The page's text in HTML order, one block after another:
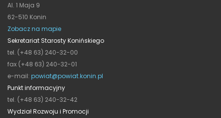
Al. 1 Maja 9
62-510 Konin
Zobacz na mapie
Sekretariat Starosty Konińskiego
tel. (+48 63) 240-32-00
fax (+48 63) 240-32-01
e-mail: powiat@powiat.konin.pl
Punkt informacyjny
tel. (+48 63) 240-32-42
Wydział Rozwoju i Promocji